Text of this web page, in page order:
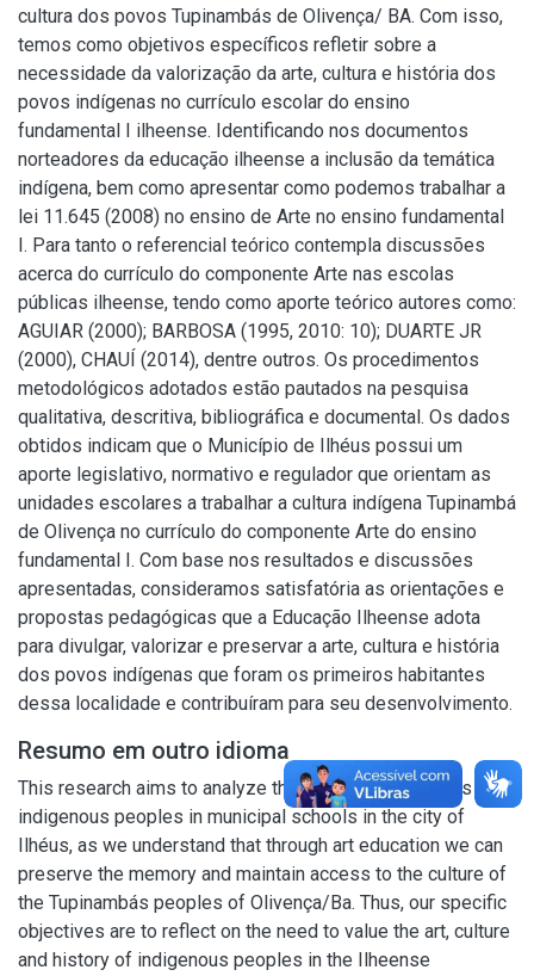
cultura dos povos Tupinambás de Olivença/ BA. Com isso,
temos como objetivos específicos refletir sobre a
necessidade da valorização da arte, cultura e história dos
povos indígenas no currículo escolar do ensino
fundamental I ilheense. Identificando nos documentos
norteadores da educação ilheense a inclusão da temática
indígena, bem como apresentar como podemos trabalhar a
lei 11.645 (2008) no ensino de Arte no ensino fundamental
I. Para tanto o referencial teórico contempla discussões
acerca do currículo do componente Arte nas escolas
públicas ilheense, tendo como aporte teórico autores como:
AGUIAR (2000); BARBOSA (1995, 2010: 10); DUARTE JR
(2000), CHAUÍ (2014), dentre outros. Os procedimentos
metodológicos adotados estão pautados na pesquisa
qualitativa, descritiva, bibliográfica e documental. Os dados
obtidos indicam que o Município de Ilhéus possui um
aporte legislativo, normativo e regulador que orientam as
unidades escolares a trabalhar a cultura indígena Tupinambá
de Olivença no currículo do componente Arte do ensino
fundamental I. Com base nos resultados e discussões
apresentadas, consideramos satisfatória as orientações e
propostas pedagógicas que a Educação Ilheense adota
para divulgar, valorizar e preservar a arte, cultura e história
dos povos indígenas que foram os primeiros habitantes
dessa localidade e contribuíram para seu desenvolvimento.
Resumo em outro idioma
This research aims to analyze the presence of the arts of
indigenous peoples in municipal schools in the city of
Ilhéus, as we understand that through art education we can
preserve the memory and maintain access to the culture of
the Tupinambás peoples of Olivença/Ba. Thus, our specific
objectives are to reflect on the need to value the art, culture
and history of indigenous peoples in the Ilheense